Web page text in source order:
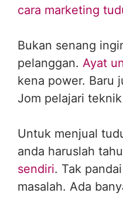
cara marketing
Bukan senang
pelanggan. Ayat
kena power. Baru
Jom pelajari
Untuk menjual
anda haruslah tahu
sendiri. Tak
masalah. Ada